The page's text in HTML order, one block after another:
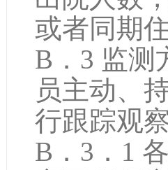
或者同期
B．3 监测
员主动、
行跟踪观
B．3．1